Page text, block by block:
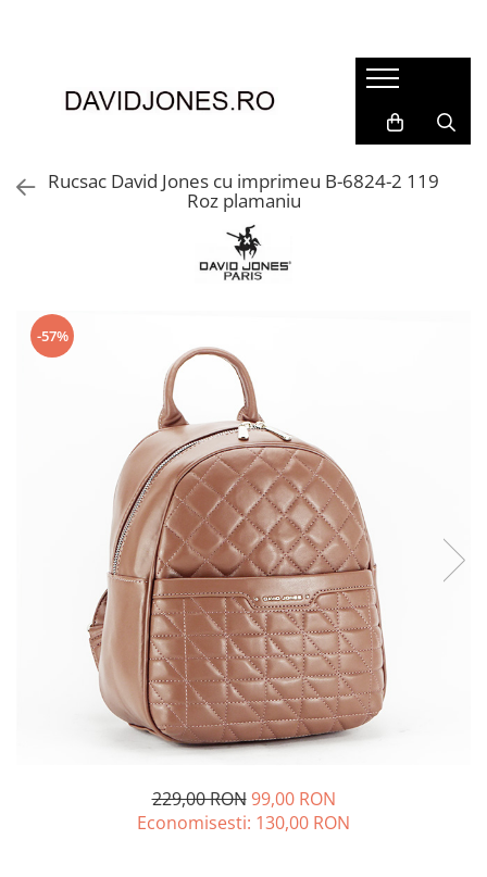
Accesorii
Genti din piele
Cizme si botine
Mocasini si balerini
Rucsac David Jones cu imprimeu B-6824-2 119
Roz plamaniu
-57%
229,00 RON 99,00 RON
Economisesti: 130,00 RON